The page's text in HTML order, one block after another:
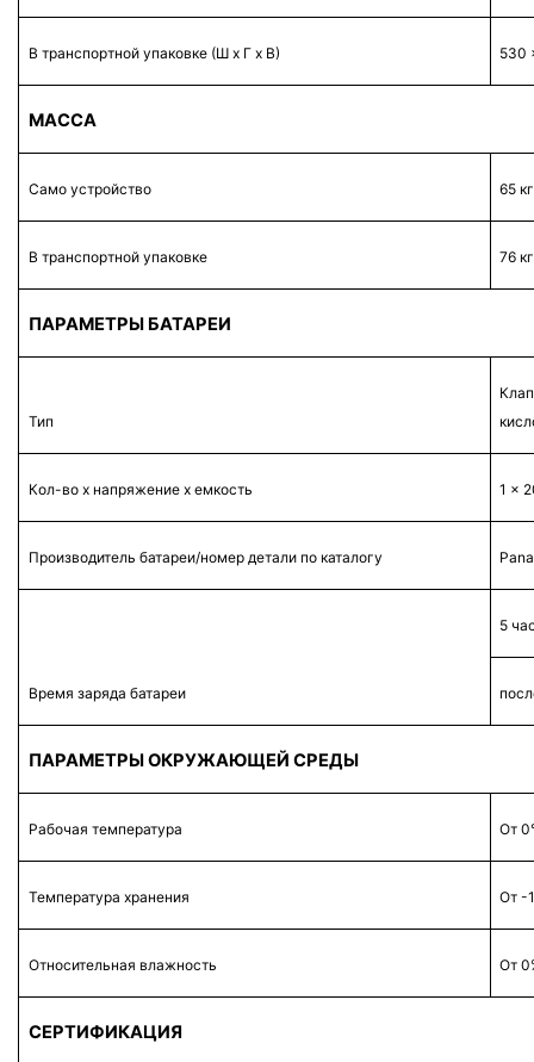
В транспортной упаковке (Ш х Г х В) 530
МАССА
Само устройство 65 кг
В транспортной упаковке 76 кг
ПАРАМЕТРЫ БАТАРЕИ
Тип
Кол-во х напряжение х емкость 1 x
Производитель батареи/номер детали по каталогу
Время заряда батареи
5
ПАРАМЕТРЫ ОКРУЖАЮЩЕЙ СРЕДЫ
Рабочая температура От
Температура хранения От -
Относительная влажность От
СЕРТИФИКАЦИЯ